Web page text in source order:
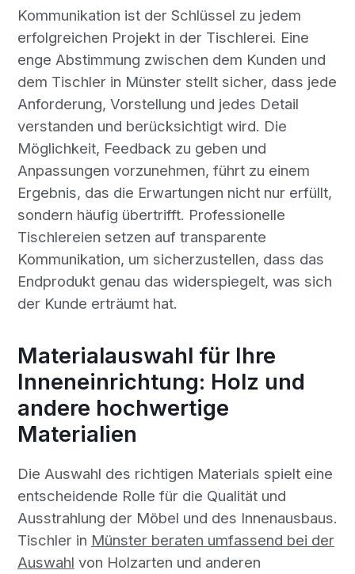
Kommunikation ist der Schlüssel zu jedem
erfolgreichen Projekt in der Tischlerei. Eine
enge Abstimmung zwischen dem Kunden und
dem Tischler in Münster stellt sicher, dass jede
Anforderung, Vorstellung und jedes Detail
verstanden und berücksichtigt wird. Die
Möglichkeit, Feedback zu geben und
Anpassungen vorzunehmen, führt zu einem
Ergebnis, das die Erwartungen nicht nur erfüllt,
sondern häufig übertrifft. Professionelle
Tischlereien setzen auf transparente
Kommunikation, um sicherzustellen, dass das
Endprodukt genau das widerspiegelt, was sich
der Kunde erträumt hat.
Materialauswahl für Ihre
Inneneinrichtung: Holz und
andere hochwertige
Materialien
Die Auswahl des richtigen Materials spielt eine
entscheidende Rolle für die Qualität und
Ausstrahlung der Möbel und des Innenausbaus.
Tischler in Münster beraten umfassend bei der
Auswahl von Holzarten und anderen